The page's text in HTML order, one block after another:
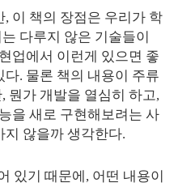
이 책의 장점은 우리가 학
다루지 않은 기술들이
업에서 이런게 있으면 좋
. 물론 책의 내용이 주류
뭔가 개발을 열심히 하고,
을 새로 구현해보려는 사
지 않을까 생각한다.
있기 때문에, 어떤 내용이